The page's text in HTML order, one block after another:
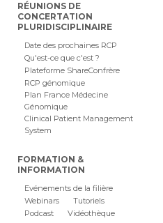
RÉUNIONS DE
CONCERTATION
PLURIDISCIPLINAIRE
Date des prochaines RCP
Qu'est-ce que c'est ?
Plateforme ShareConfrère
RCP génomique
Plan France Médecine
Génomique
Clinical Patient Management
System
FORMATION &
INFORMATION
Evénements de la filière
Webinars
Tutoriels
Podcast
Vidéothèque